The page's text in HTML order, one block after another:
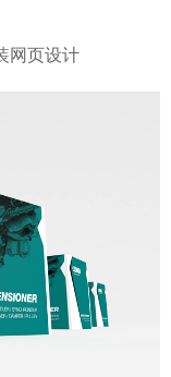
网页设计